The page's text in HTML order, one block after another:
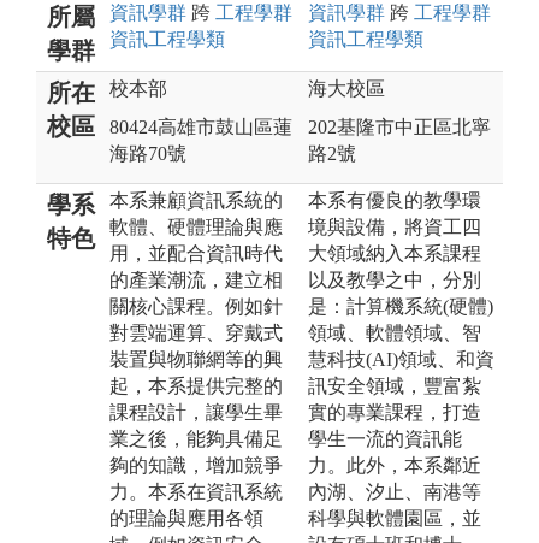
所屬
學群
資訊學群 跨 工程學群
資訊工程學類
資訊學群 跨 工程學群
資訊工程學類
所在
校區
校本部
80424高雄市鼓山區蓮
海路70號
海大校區
202基隆市中正區北寧
路2號
學系
特色
本系兼顧資訊系統的
軟體、硬體理論與應
用，並配合資訊時代
的產業潮流，建立相
關核心課程。例如針
對雲端運算、穿戴式
裝置與物聯網等的興
起，本系提供完整的
課程設計，讓學生畢
業之後，能夠具備足
夠的知識，增加競爭
力。本系在資訊系統
的理論與應用各領
本系有優良的教學環
境與設備，將資工四
大領域納入本系課程
以及教學之中，分別
是：計算機系統(硬體)
領域、軟體領域、智
慧科技(AI)領域、和資
訊安全領域，豐富紮
實的專業課程，打造
學生一流的資訊能
力。此外，本系鄰近
內湖、汐止、南港等
科學與軟體園區，並